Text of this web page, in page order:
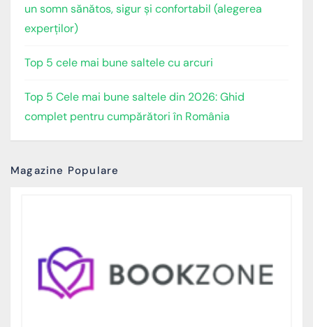
un somn sănătos, sigur și confortabil (alegerea
experților)
Top 5 cele mai bune saltele cu arcuri
Top 5 Cele mai bune saltele din 2026: Ghid
complet pentru cumpărători în România
Magazine Populare